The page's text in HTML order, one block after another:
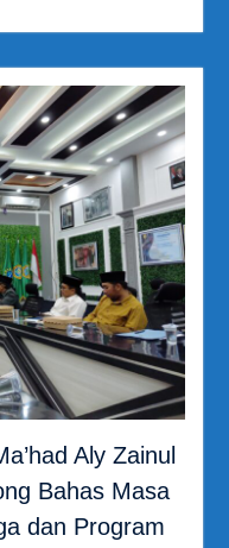
Aly Zainul
Bahas Masa
dan Program